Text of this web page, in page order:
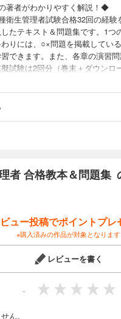
著者がわかりやすく解説！◆
衛生管理者試験合格32回の経験
たテキスト＆問題集です。1つ
りには、○×問題を掲載してい
できます。また、各章の演習
試験は2回分（巻末＋ダウンロ
も戸惑うことなく対応でき、問
ード付録では、試験を受け続
問題を記憶し、ピックアップ
者試験にも対応！
害業務に係るもの）
害業務に係るもの以外のもの）
しんじ）：資格合格実践会 代表
株式会社坂出事業所（現：三
務を経て、2009年に資格合格実
は品質保証業務および安全衛生管
衛生管理者の講習会・通信講座
者 合格教本＆問題集
ュー投稿でポイントプレ
※購入済みの作品が対象となります
レビューを書く
-
ん。